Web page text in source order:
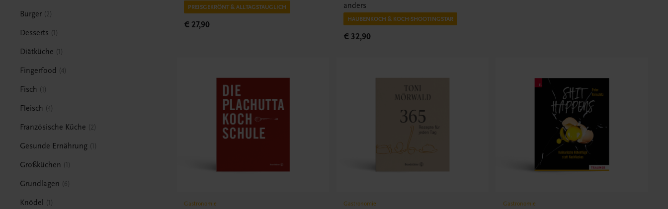
Burger 2
Desserts 1
Diätküche 1
Fingerfood 4
Fisch 1
Fleisch 4
Französische Küche 2
Gesunde Ernährung 1
Großküchen 1
Grundlagen 6
Knödel 1
PREISGEKRÖNT & ALLTAGSTAUGLICH
€ 27,90
anders
HAUBENKOCH & KOCH-SHOOTINGSTAR
€ 32,90
Gastronomie Gastronomie Gastronomie